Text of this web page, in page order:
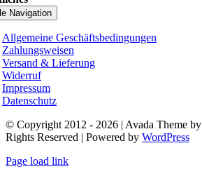
Navigation
Allgemeine Geschäftsbedingungen
Zahlungsweisen
Versand & Lieferung
Widerruf
Impressum
Datenschutz
© Copyright 2012 - 2026 | Avada Theme by
Rights Reserved | Powered by WordPress
Page load link